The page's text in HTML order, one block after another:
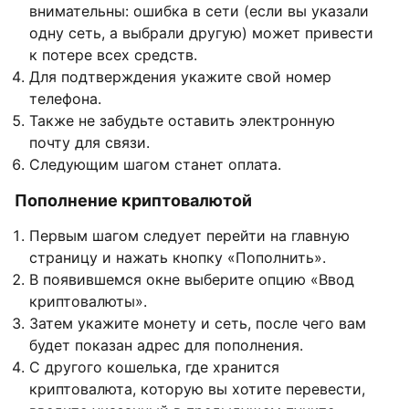
внимательны: ошибка в сети (если вы указали
одну сеть, а выбрали другую) может привести
к потере всех средств.
Для подтверждения укажите свой номер
телефона.
Также не забудьте оставить электронную
почту для связи.
Следующим шагом станет оплата.
Пополнение криптовалютой
Первым шагом следует перейти на главную
страницу и нажать кнопку «Пополнить».
В появившемся окне выберите опцию «Ввод
криптовалюты».
Затем укажите монету и сеть, после чего вам
будет показан адрес для пополнения.
С другого кошелька, где хранится
криптовалюта, которую вы хотите перевести,